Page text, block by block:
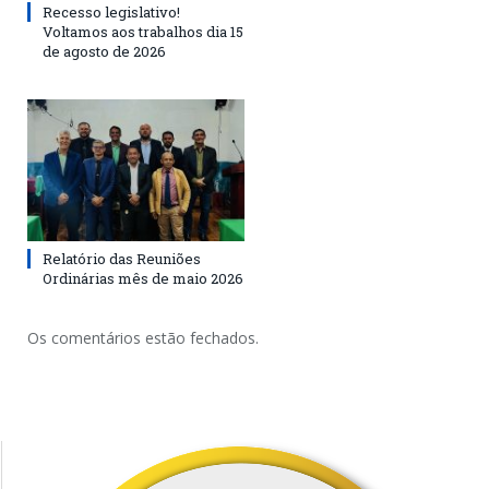
Recesso legislativo!
Voltamos aos trabalhos dia 15
de agosto de 2026
Relatório das Reuniões
Ordinárias mês de maio 2026
Os comentários estão fechados.